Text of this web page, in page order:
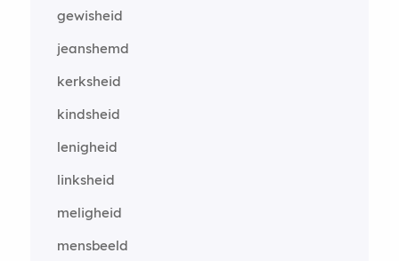
gewisheid
jeanshemd
kerksheid
kindsheid
lenigheid
linksheid
meligheid
mensbeeld